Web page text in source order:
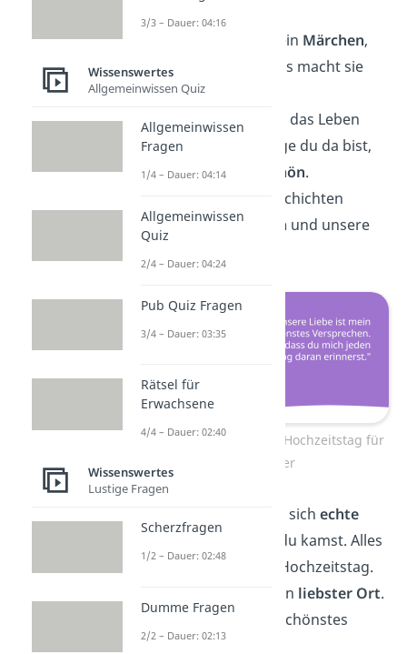
Unsere Liebe ist kein Märchen,
sie ist echt. Und das macht sie
noch viel schöner.
Ich weiß nicht, was das Leben
bringt, aber solange du da bist,
wird eswunderschön.
Die schönsten Geschichten
schreibt das Leben und unsere
Glückwünsche zum Hochzeitstag für
Partner
Ich wusste nie, wie sichechte
anfühlt, bis du kamst. Alles
Gute zu unserem Hochzeitstag.
Deine Nähe ist mein liebster Ort.
Und du bist mein schönstes
Immer.
3/3 – Dauer: 04:16
Wissenswertes
Allgemeinwissen Quiz
Allgemeinwissen
Fragen
1/4 – Dauer: 04:14
Allgemeinwissen
Quiz
2/4 – Dauer: 04:24
Pub Quiz Fragen
3/4 – Dauer: 03:35
Rätsel für
Erwachsene
4/4 – Dauer: 02:40
Wissenswertes
Lustige Fragen
Scherzfragen
1/2 – Dauer: 02:48
Dumme Fragen
2/2 – Dauer: 02:13